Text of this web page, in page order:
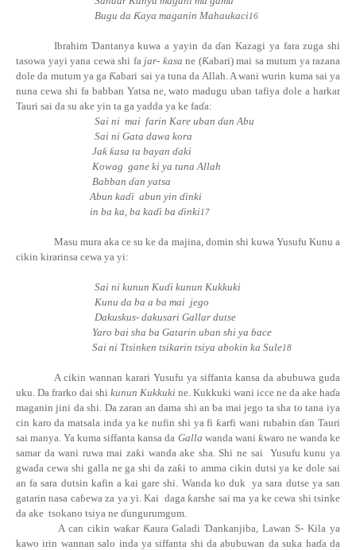
Bugu da Ƙaya maganin Mahaukaci 16
Ibrahim Ɗantanya kuwa a yayin da ɗan Kazagi ya fara zuga shi
tasowa yayi yana cewa shi fa jar- ƙasa ne (Ƙabari) mai sa mutum ya razana
dole da mutum ya gaƘabari sai ya tuna da Allah. A wani wurin kuma sai ya
nuna cewa shi fa babban Yatsa ne, wato madugu uban tafiya dole a harkar
Tauri sai da su ake yin ta ga yadda ya ke faɗa:
Sai ni mai farin Kare uban ɗan Abu
Sai ni Gata dawa kora
Jaƙ ƙasa ta bayan ɗaki
Kowag gane ki ya tuna Allah
Babban ɗan yatsa
Abun kaɗi abun yin ɗinki
in ba ka, ba kaɗi ba ɗinki 17
Masu mura aka ce su ke da majina, domin shi kuwa Yusufu Kunu a
cikin kirarinsa cewa ya yi:
Sai ni kunun Kuɗi kunun Kukkuki
Kunu da ba a ba mai jego
Dakuskus- dakusari Gallar dutse
Yaro bai sha ba Gatarin uban shi ya ɓace
Sai ni Ttsinken tsikarin tsiya abokin ka Sule18
A cikin wannan karari Yusufu ya siffanta kansa da abubuwa guda
uku. Da frarko dai shi kunun Kukkuki ne. Kukkuki wani icce ne da ake haɗa
maganin jini da shi. Da zaran an dama shi an ba mai jego ta sha to tana iya
cin karo da matsala inda ya ke nufin shi ya fiƙarfi wani rubabin ɗan Tauri
sai manya. Ya kuma siffanta kansa da Galla wanda wani ƙwaro ne wanda ke
samar da wani ruwa mai zaƙi wanda ake sha. Shi ne sai
Yusufu kunu ya
gwada cewa shi galla ne ga shi da zaƙi to amma cikin dutsi ya ke dole sai
an fa sara dutsin kafin a kai gare shi. Wanda ko duk ya sara dutse ya san
gatarin nasa caɓewaza ya yi. Kai dagaƙarshe sai ma ya ke cewa shi tsinke
da ake tsokano tsiya ne ɗungurumgum.
A can cikin waƙar Ƙaura GaladiƊankanjiba, Lawan S- Kila ya
kawo irin wannan salo inda ya siffanta shi da abubuwan da suka haɗa da